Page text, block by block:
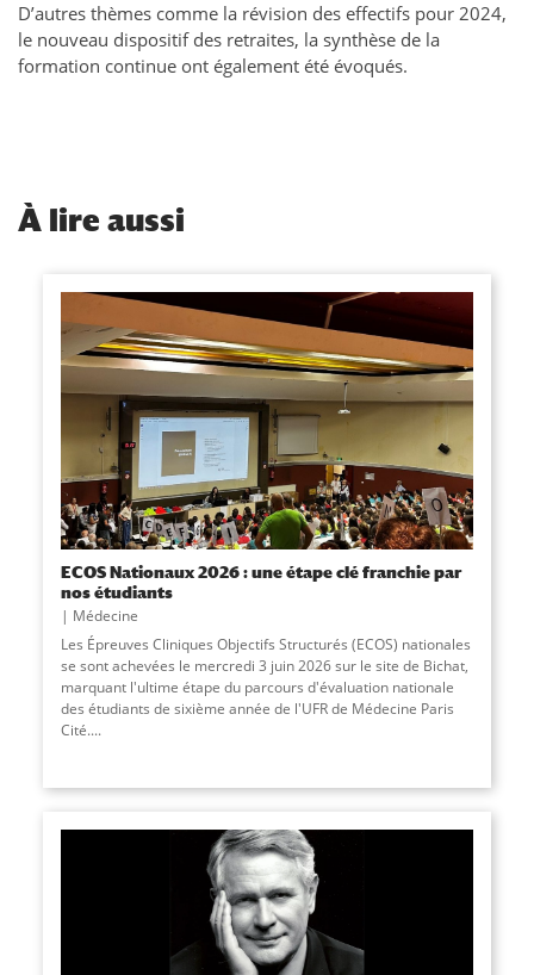
D’autres thèmes comme la révision des effectifs pour 2024,
le nouveau dispositif des retraites, la synthèse de la
formation continue ont également été évoqués.
À lire aussi
ECOS Nationaux 2026 : une étape clé franchie par
nos étudiants
Médecine
Les Épreuves Cliniques Objectifs Structurés (ECOS) nationales
se sont achevées le mercredi 3 juin 2026 sur le site de Bichat,
marquant l'ultime étape du parcours d'évaluation nationale
des étudiants de sixième année de l'UFR de Médecine Paris
Cité....